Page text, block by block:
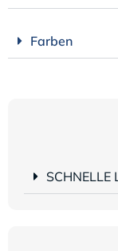
Farben
SCHNELLE